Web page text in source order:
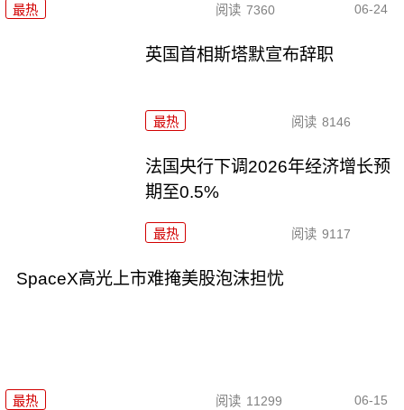
最热 阅读 7360 06-24
英国首相斯塔默宣布辞职
最热 阅读 8146
法国央行下调2026年经济增长预
期至0.5%
最热 阅读 9117
SpaceX高光上市难掩美股泡沫担忧
最热 阅读 11299 06-15